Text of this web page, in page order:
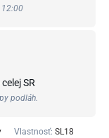
12:00
SR
podláh.
Vlastnosť: SL18